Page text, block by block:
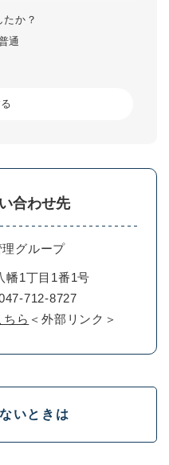
か？
通
合わせ先
理グループ
幡1丁目1番1号
712-8727
ちら ＜外部リンク＞
いときは